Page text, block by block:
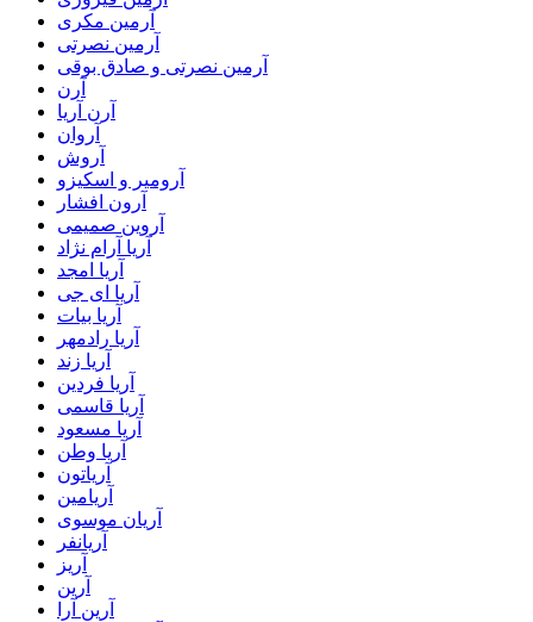
آرمین مکری
آرمین نصرتی
آرمین نصرتی و صادق بوقی
آرن
آرن آریا
آروان
آروش
آرومیر و اسکیزو
آرون افشار
آروین صمیمی
آریا آرام نژاد
آریا امجد
آریا ای جی
آریا بیات
آریا رادمهر
آریا زند
آریا فردین
آریا قاسمی
آریا مسعود
آریا وطن
آریاتون
آریامین
آریان موسوی
آریانفر
آریز
آرین
آرین آرا